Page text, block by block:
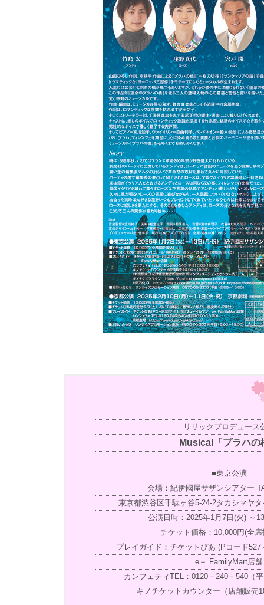
リリックプロデュース
Musical「プラハの
■東京公演
会場：紀伊國屋サザンシアター
東京都渋谷区千駄ヶ谷5-24-2タカシマヤ
公演日時：2025年1月7日(火) ～
チケット価格：10,000円(全
プレイガイド：チケットぴあ (Pコード
e＋ FamilyMart店舗
カンフェティTEL：0120－240－540（
キノチケットカウンター（店舗販売